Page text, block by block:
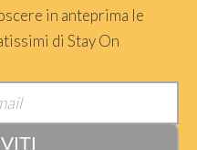
in anteprima le
di Stay On